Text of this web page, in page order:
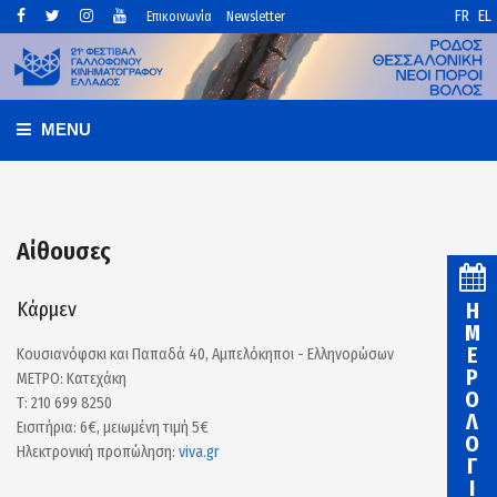
Επικοινωνία Newsletter FR EL
MENU
Αίθουσες
Κάρμεν
Κουσιανόφσκι και Παπαδά 40, Αμπελόκηποι - Ελληνορώσων
ΜΕΤΡΟ: Κατεχάκη
Τ: 210 699 8250
Εισιτήρια: 6€, μειωμένη τιμή 5€
Ηλεκτρονική προπώληση: viva.gr
Η
Μ
Ε
Ρ
Ο
Λ
Ο
Γ
Ι